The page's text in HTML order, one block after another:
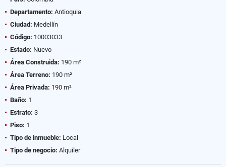
Departamento: Antioquia
Ciudad: Medellín
Código: 10003033
Estado: Nuevo
Área Construida: 190 m²
Área Terreno: 190 m²
Área Privada: 190 m²
Baño: 1
Estrato: 3
Piso: 1
Tipo de inmueble: Local
Tipo de negocio: Alquiler